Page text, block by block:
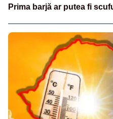
Prima barjă ar putea fi